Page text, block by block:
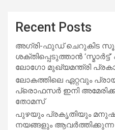
Recent Posts
അഗ്രി-ഫുഡ് ചെറുകിട
ശക്തിപ്പെടുത്താന്‍
ലോഗോ മുഖ്യമന്ത്രി
ലോകത്തിലെ ഏറ്റവും
പ്രൊഫസർ ഇനി
തോമസ്
പുഴയും പ്രകൃതിയും
നയങ്ങളും ആവർത്തിക്കുന്ന